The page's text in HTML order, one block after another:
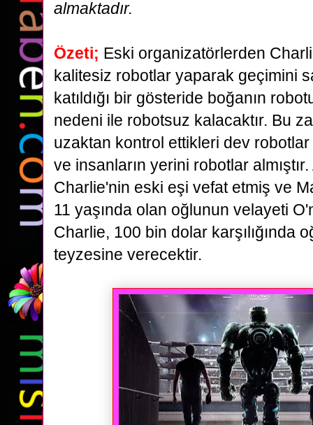
almaktadır.
Özeti; Eski organizatörlerden
kalitesiz robotlar yaparak geçimini
katıldığı bir gösteride boğanın
nedeni ile robotsuz kalacaktır. Bu
uzaktan kontrol ettikleri dev robotlar
ve insanların yerini robotlar
Charlie'nin eski eşi vefat etmiş ve
11 yaşında olan oğlunun velayeti
Charlie, 100 bin dolar karşılığında
teyzesine verecektir.